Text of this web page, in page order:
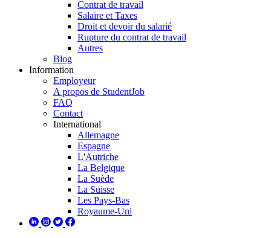
Contrat de travail
Salaire et Taxes
Droit et devoir du salarié
Rupture du contrat de travail
Autres
Blog
Information
Employeur
A propos de StudentJob
FAQ
Contact
International
Allemagne
Espagne
L'Autriche
La Belgique
La Suède
La Suisse
Les Pays-Bas
Royaume-Uni